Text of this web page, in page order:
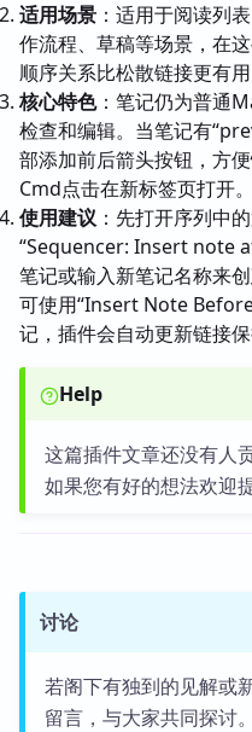
适用场景 ：适用于阅读列
作流程、草稿等场景，在
顺序关系比松散链接更有用
核心特色：笔记仍为普通
检查和编辑。当笔记有
部添加前后箭头按钮，方
Cmd点击在新标签页打开。
使用建议 ：先打开序列中
“Sequencer: Insert note
笔记或输入新笔记名称来
可使用“Insert Note
记，插件会自动更新链接保
Help
这篇插件文章还没有人
如果您有好的想法欢迎
讨论
若阁下有独到的见解或
留言，与大家共同探讨。